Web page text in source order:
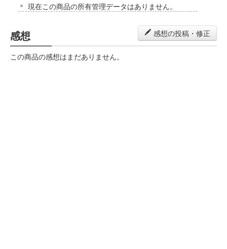
現在この商品の所有管理データはありません。
感想 感想の投稿・修正
この商品の感想はまだありません。